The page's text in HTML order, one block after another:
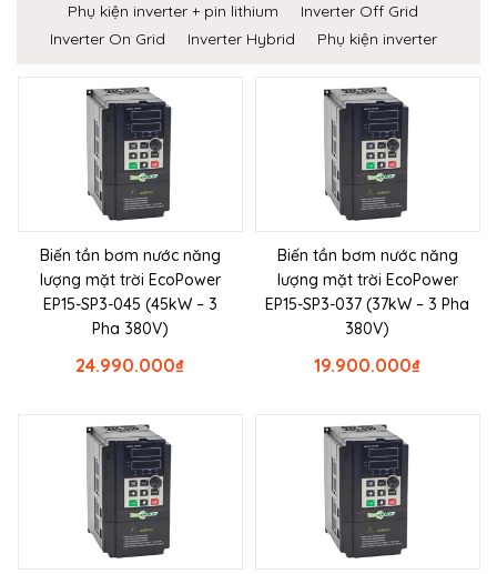
Phụ kiện inverter + pin lithium
Inverter Off Grid
Inverter On Grid
Inverter Hybrid Phụ kiện inverter
Biến tần bơm nước năng
lượng mặt trời EcoPower
EP15-SP3-045 (45kW – 3
Pha 380V)
₫
24.990.000
Biến tần bơm nước năng
lượng mặt trời EcoPower
EP15-SP3-037 (37kW – 3 Pha
380V)
₫
19.900.000